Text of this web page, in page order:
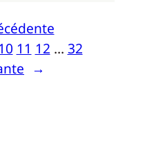
10 11 12 … 32
→